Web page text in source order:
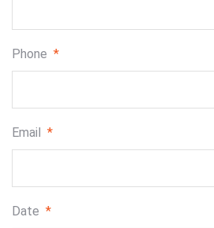
Phone *
Email *
Date *